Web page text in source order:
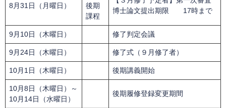
8月31日（月曜日）
後期
課程
博士論文提出期限 17時まで
9月10日（木曜日） 修了判定会議
9月24日（木曜日） 修了式（９月修了者）
10月1日（木曜日） 後期講義開始
10月8日（木曜日）～
10月14日（水曜日）
後期履修登録変更期間